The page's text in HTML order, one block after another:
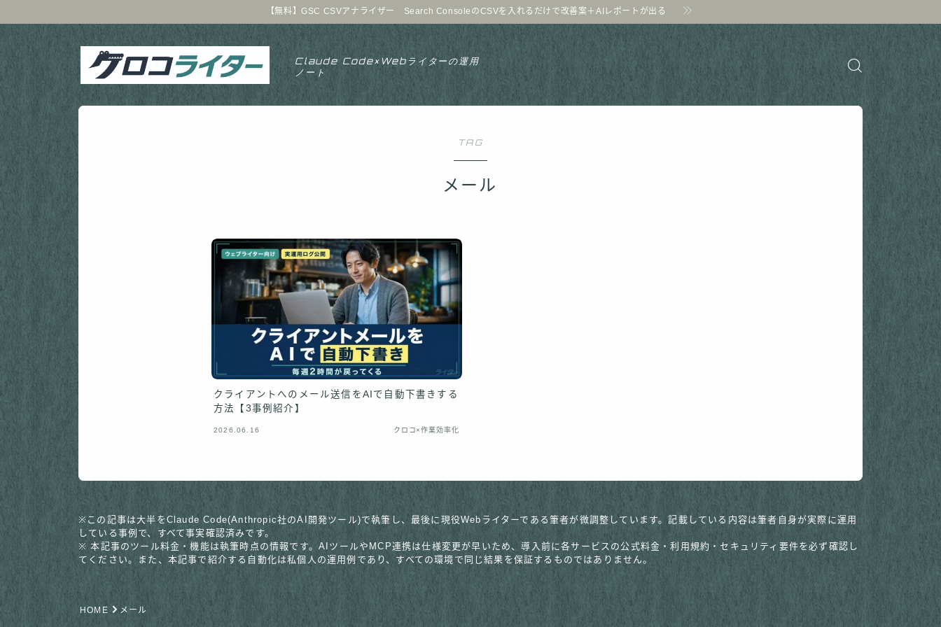
【無料】GSC CSVアナライザー Search ConsoleのCSVを入れるだけで改善案＋AIレポートが出る
Claude Code×Webライターの運用
ノート
TAG
メール
クライアントへのメール送信をAIで自動下書きする
方法【3事例紹介】
2026.06.16 クロコ×作業効率化
※この記事は大半をClaude Code(Anthropic社のAI開発ツール)で執筆し、最後に現役Webライターである筆者が微調整しています。記載している内容は筆者自身が実際に運用
している事例で、すべて事実確認済みです。
※ 本記事のツール料金・機能は執筆時点の情報です。AIツールやMCP連携は仕様変更が早いため、導入前に各サービスの公式料金・利用規約・セキュリティ要件を必ず確認し
てください。また、本記事で紹介する自動化は私個人の運用例であり、すべての環境で同じ結果を保証するものではありません。
HOME メール